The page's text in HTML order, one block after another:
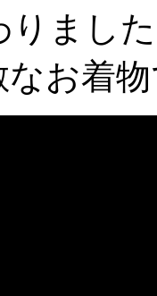
りまし
お着